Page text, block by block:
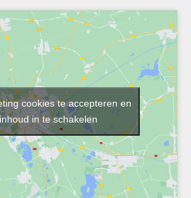
cookies te accepteren en
in te schakelen